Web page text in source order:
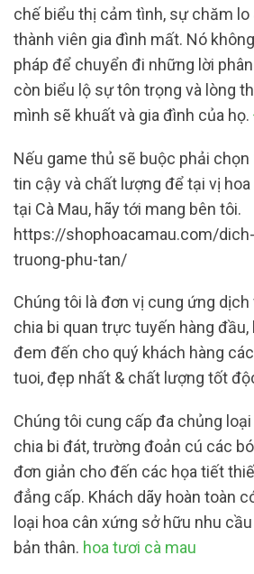
chế biểu thị cảm tình, sự chăm lo
thành viên gia đình mất. Nó
pháp để chuyển đi những lời
còn biểu lộ sự tôn trọng và lòng
mình sẽ khuất và gia đình của họ.
Nếu game thủ sẽ buộc phải
tin cậy và chất lượng để tại vị hoa
tại Cà Mau, hãy tới mang bên tôi.
https://shophoacamau.com/
truong-phu-tan/
Chúng tôi là đơn vị cung ứng dịch
chia bi quan trực tuyến hàng
đem đến cho quý khách hàng
tuoi, đẹp nhất & chất lượng tốt
Chúng tôi cung cấp đa chủng
chia bi đát, trường đoản cú các
đơn giản cho đến các họa tiết
đẳng cấp. Khách dãy hoàn toàn
loại hoa cân xứng sở hữu nhu
bản thân. hoa tươi cà mau